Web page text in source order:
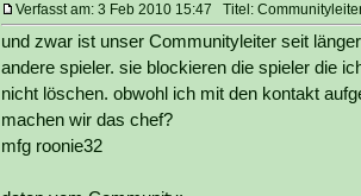
Verfasst am: 3 Feb 2010 15:47 Titel:
und zwar ist unser Communityleiter seit
andere spieler. sie blockieren die spieler die
nicht löschen. obwohl ich mit den kontakt
machen wir das chef?
mfg roonie32